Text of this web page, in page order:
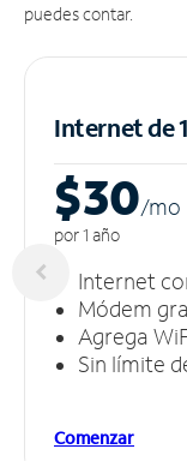
puedes contar.
Internet de
$30/mo
por 1 año
Internet
Módem
Agrega
Sin límite
Comenzar